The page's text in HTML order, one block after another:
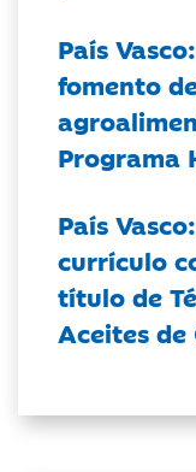
País
fomento
Programa
País
currículo
título de
Aceites